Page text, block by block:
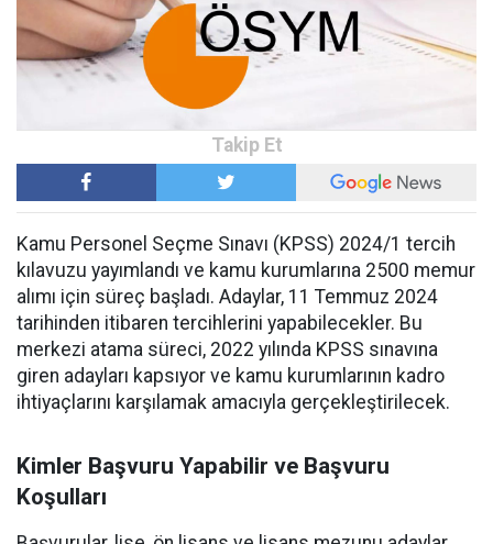
Kamu Personel Seçme Sınavı (KPSS) 2024/1 tercih
kılavuzu yayımlandı ve kamu kurumlarına 2500 memur
alımı için süreç başladı. Adaylar, 11 Temmuz 2024
tarihinden itibaren tercihlerini yapabilecekler. Bu
merkezi atama süreci, 2022 yılında KPSS sınavına
giren adayları kapsıyor ve kamu kurumlarının kadro
ihtiyaçlarını karşılamak amacıyla gerçekleştirilecek.
Kimler Başvuru Yapabilir ve Başvuru
Koşulları